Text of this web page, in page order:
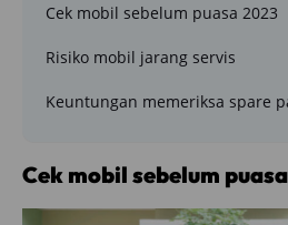
Cek mobil sebelum puasa 2023
Risiko mobil jarang servis
Keuntungan memeriksa spare
Cek mobil sebelum